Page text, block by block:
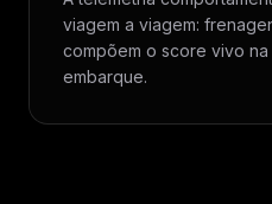
viagem a viagem:
compõem o score vivo
embarque.